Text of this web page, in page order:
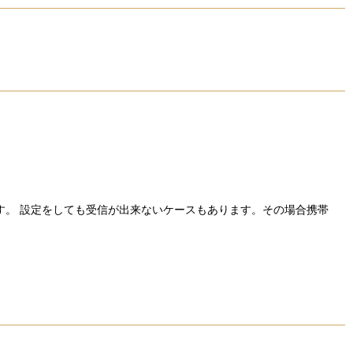
。 設定をしても受信が出来ないケースもあります。その場合携帯